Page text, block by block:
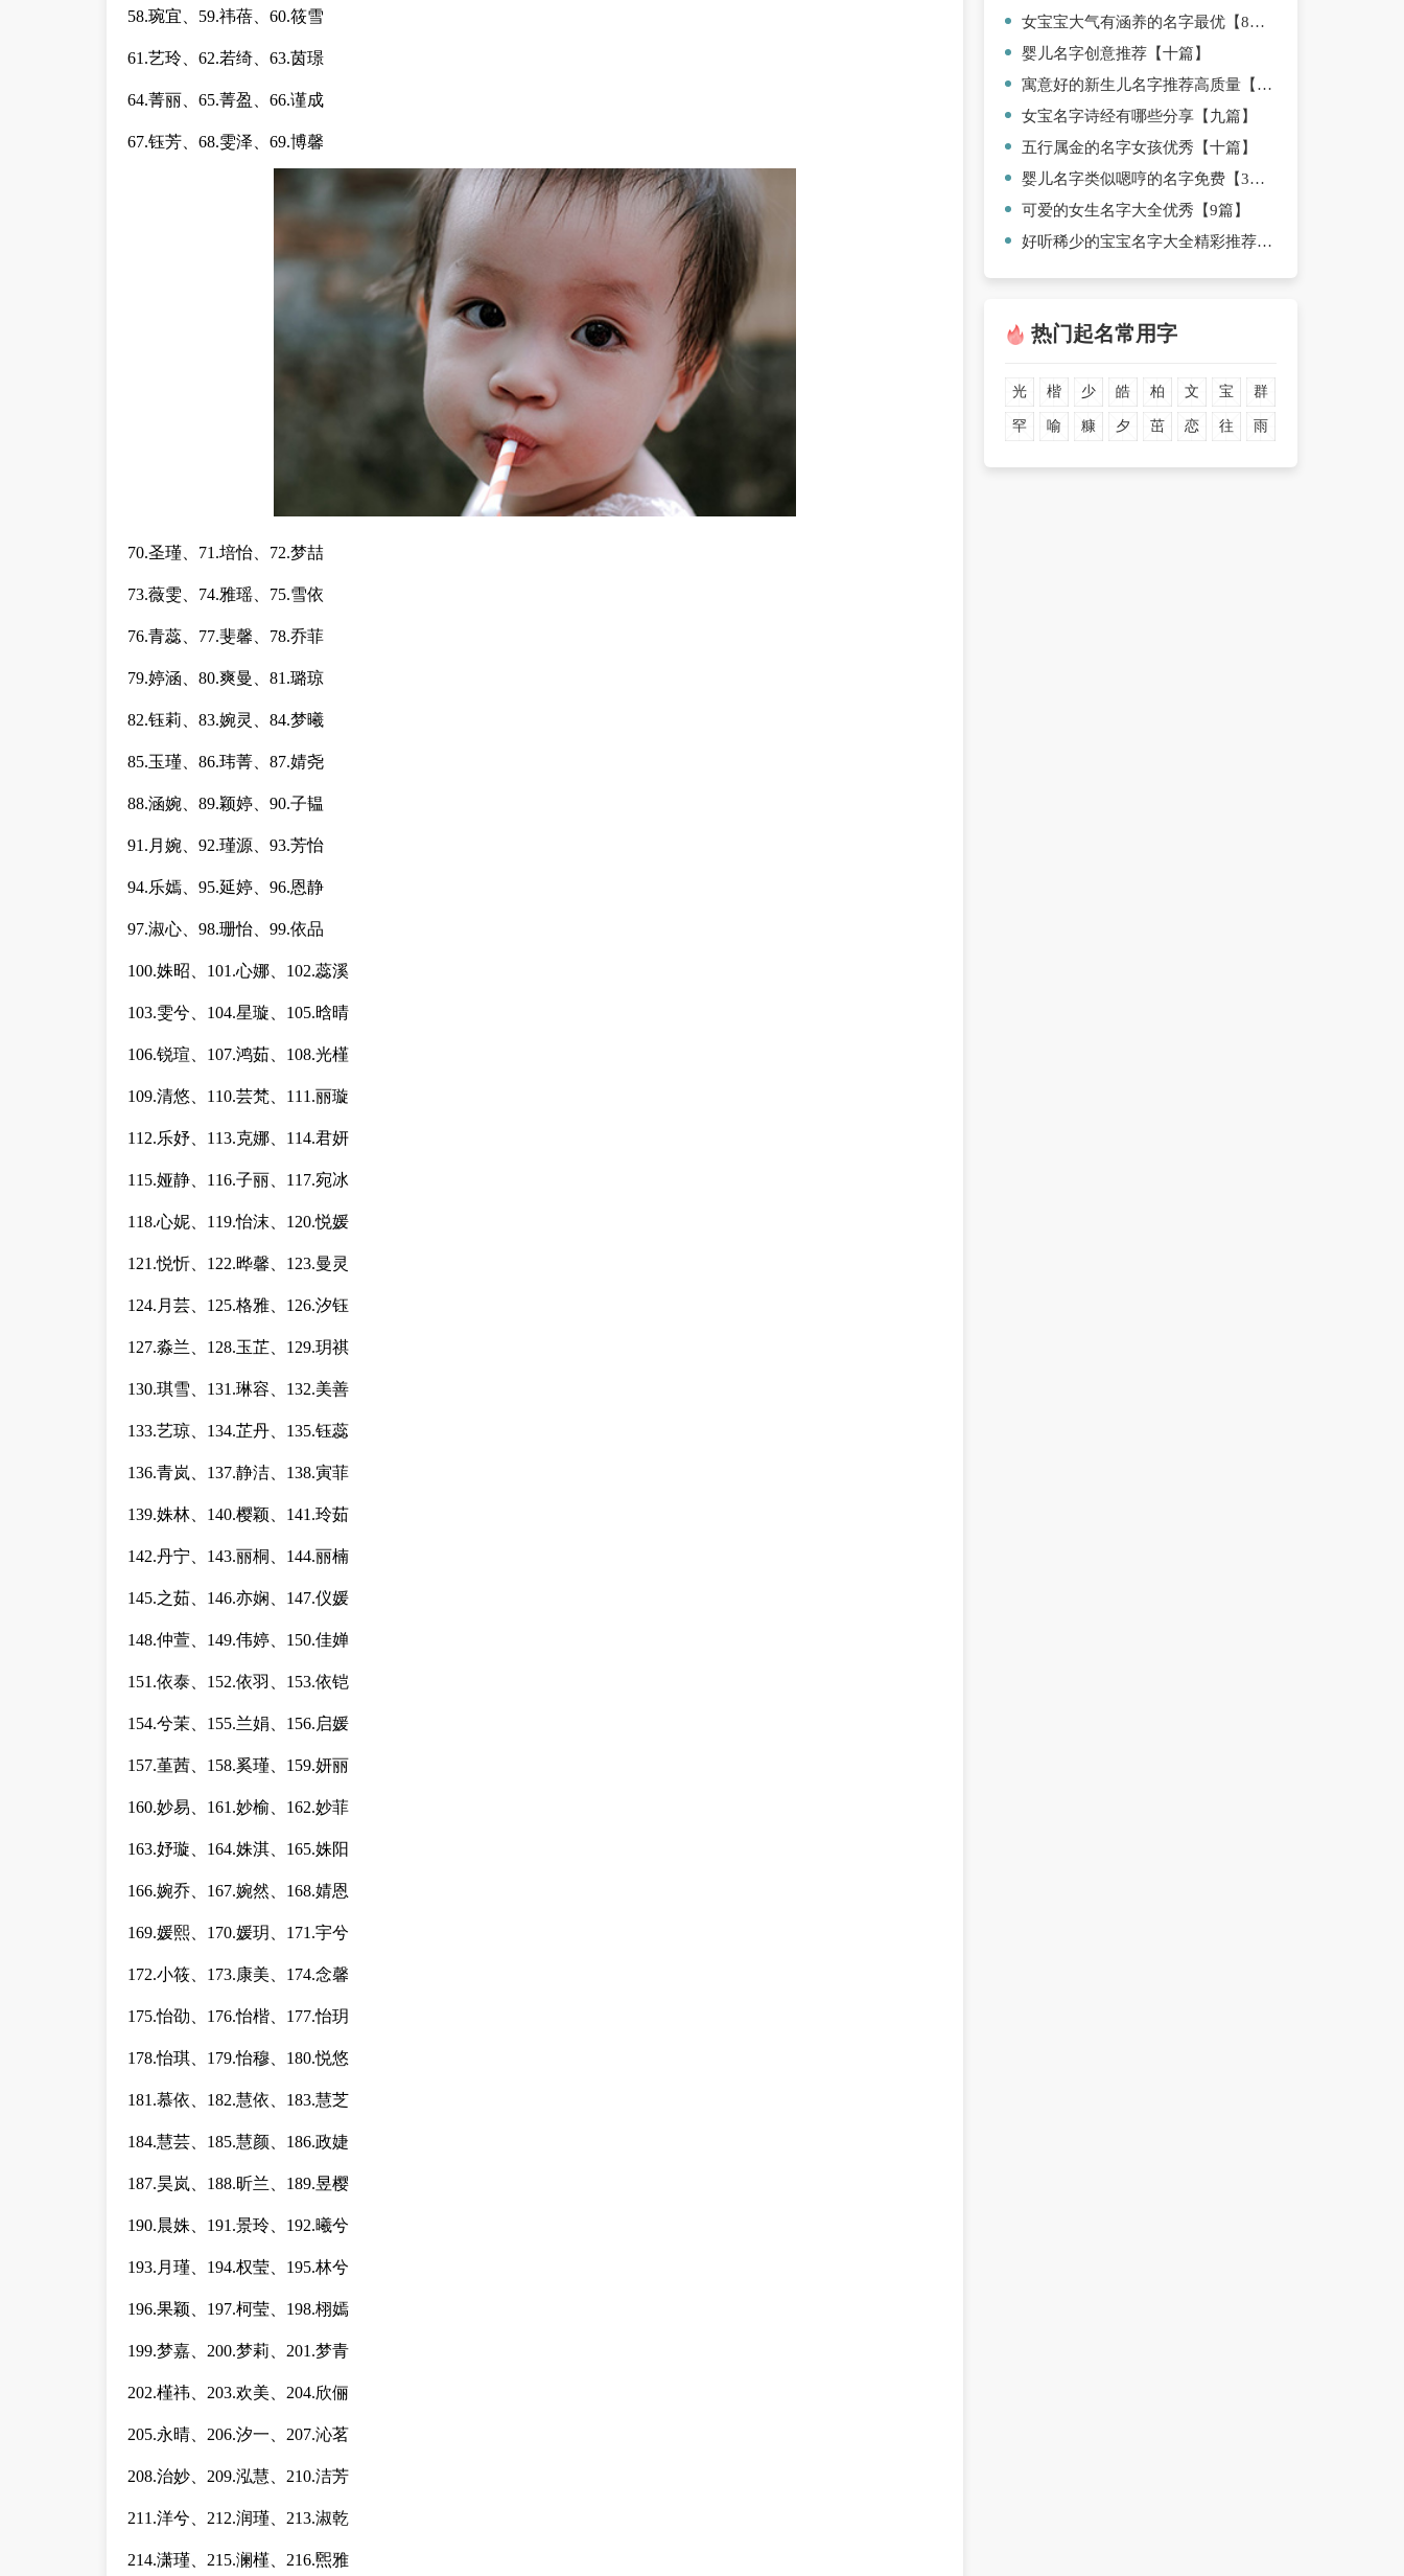
58.琬宜、59.祎蓓、60.筱雪
61.艺玲、62.若绮、63.茵璟
64.菁丽、65.菁盈、66.谨成
67.钰芳、68.雯泽、69.博馨
70.圣瑾、71.培怡、72.梦喆
73.薇雯、74.雅瑶、75.雪依
76.青蕊、77.斐馨、78.乔菲
79.婷涵、80.爽曼、81.璐琼
82.钰莉、83.婉灵、84.梦曦
85.玉瑾、86.玮菁、87.婧尧
88.涵婉、89.颖婷、90.子韫
91.月婉、92.瑾源、93.芳怡
94.乐嫣、95.延婷、96.恩静
97.淑心、98.珊怡、99.依品
100.姝昭、101.心娜、102.蕊溪
103.雯兮、104.星璇、105.晗晴
106.锐瑄、107.鸿茹、108.光槿
109.清悠、110.芸梵、111.丽璇
112.乐妤、113.克娜、114.君妍
115.娅静、116.子丽、117.宛冰
118.心妮、119.怡沫、120.悦媛
121.悦忻、122.晔馨、123.曼灵
124.月芸、125.格雅、126.汐钰
127.淼兰、128.玉芷、129.玥祺
130.琪雪、131.琳容、132.美善
133.艺琼、134.芷丹、135.钰蕊
136.青岚、137.静洁、138.寅菲
139.姝林、140.樱颖、141.玲茹
142.丹宁、143.丽桐、144.丽楠
145.之茹、146.亦娴、147.仪媛
148.仲萱、149.伟婷、150.佳婵
151.依泰、152.依羽、153.依铠
154.兮茉、155.兰娟、156.启媛
157.堇茜、158.奚瑾、159.妍丽
160.妙易、161.妙榆、162.妙菲
163.妤璇、164.姝淇、165.姝阳
166.婉乔、167.婉然、168.婧恩
169.媛熙、170.媛玥、171.宇兮
172.小筱、173.康美、174.念馨
175.怡劭、176.怡楷、177.怡玥
178.怡琪、179.怡穆、180.悦悠
181.慕依、182.慧依、183.慧芝
184.慧芸、185.慧颜、186.政婕
187.昊岚、188.昕兰、189.昱樱
190.晨姝、191.景玲、192.曦兮
193.月瑾、194.权莹、195.林兮
196.果颖、197.柯莹、198.栩嫣
199.梦嘉、200.梦莉、201.梦青
202.槿祎、203.欢美、204.欣俪
205.永晴、206.汐一、207.沁茗
208.治妙、209.泓慧、210.洁芳
211.洋兮、212.润瑾、213.淑乾
214.潇瑾、215.澜槿、216.煕雅
女宝宝大气有涵养的名字最优【8篇】
婴儿名字创意推荐【十篇】
寓意好的新生儿名字推荐高质量【9篇】
女宝名字诗经有哪些分享【九篇】
五行属金的名字女孩优秀【十篇】
婴儿名字类似嗯哼的名字免费【3篇】
可爱的女生名字大全优秀【9篇】
好听稀少的宝宝名字大全精彩推荐【10篇】
热门起名常用字
光 楷 少 皓 柏 文 宝 群
罕 喻 糠 夕 茁 恋 往 雨